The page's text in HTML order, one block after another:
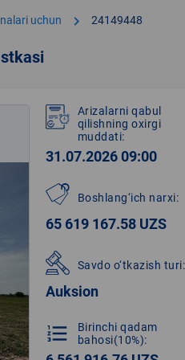
uchun chevron_right 24149448
Arizalarni qabul
qilishning oxirgi
muddati:
31.07.2026 09:00
Boshlang‘ich narxi:
65 619 167.58 UZS
Savdo o‘tkazish turi:
Auksion
format_list_numbered
Birinchi qadam
bahosi(10%):